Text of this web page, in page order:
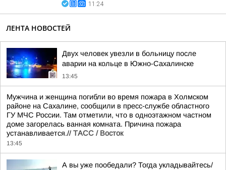
11:24
ЛЕНТА НОВОСТЕЙ
Двух человек увезли в больницу после
аварии на кольце в Южно-Сахалинске
13:45
Мужчина и женщина погибли во время пожара в Холмском
районе на Сахалине, сообщили в пресс-службе областного
ГУ МЧС России. Там отметили, что в одноэтажном частном
доме загорелась ванная комната. Причина пожара
устанавливается.// ТАСС / Восток
13:45
А вы уже пообедали? Тогда укладывайтесь/